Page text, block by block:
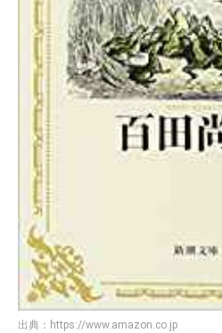
出典： https://www.amazon.co.jp